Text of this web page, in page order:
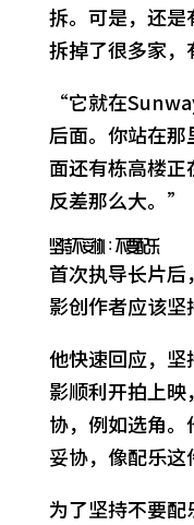
拆。可是，还是
拆掉了很多家，
“它就在
后面。你站在
面还有栋高楼正
反差那么大。”
坚持不妥协：不要配乐
首次执导长片
影创作者应该坚
他快速回应，
影顺利开拍上
协，例如选角
妥协，像配乐这
为了坚持不要配